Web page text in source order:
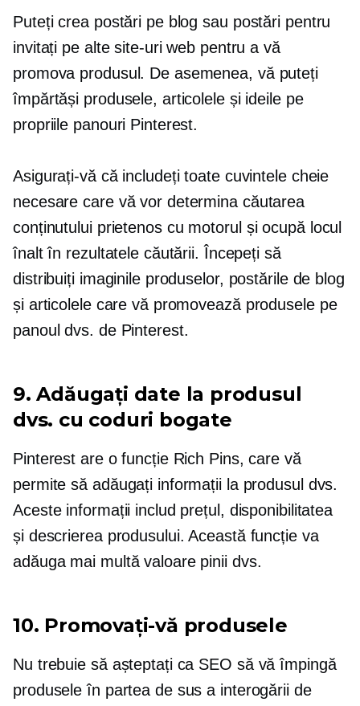
Puteți crea postări pe blog sau postări pentru
invitați pe alte site-uri web pentru a vă
promova produsul. De asemenea, vă puteți
împărtăși produsele, articolele și ideile pe
propriile panouri Pinterest.
Asigurați-vă că includeți toate cuvintele cheie
necesare care vă vor determina căutarea
conținutului prietenos cu motorul și ocupă locul
înalt în rezultatele căutării. Începeți să
distribuiți imaginile produselor, postările de blog
și articolele care vă promovează produsele pe
panoul dvs. de Pinterest.
9. Adăugați date la produsul
dvs. cu coduri bogate
Pinterest are o funcție Rich Pins, care vă
permite să adăugați informații la produsul dvs.
Aceste informații includ prețul, disponibilitatea
și descrierea produsului. Această funcție va
adăuga mai multă valoare pinii dvs.
10. Promovați-vă produsele
Nu trebuie să așteptați ca SEO să vă împingă
produsele în partea de sus a interogării de